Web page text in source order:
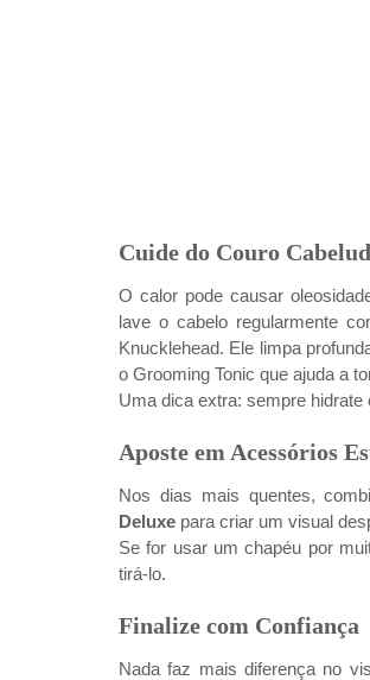
Cuide do Couro
O calor pode causar
lave o cabelo regularmente
Knucklehead. Ele limpa
o Grooming Tonic que ajuda a
Uma dica extra: sempre
Aposte em Acessórios
Nos dias mais quentes,
Deluxe para criar um visual
Se for usar um chapéu por
tirá-lo.
Finalize com Confiança
Nada faz mais diferença no